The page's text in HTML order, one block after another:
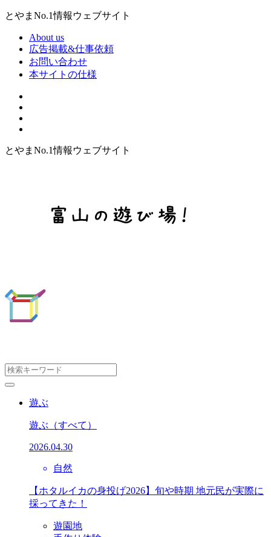
とやまNo.1情報ウェブサイト
About us
広告掲載&仕事依頼
お問い合わせ
本サイトの仕様
とやまNo.1情報ウェブサイト
遊ぶ
遊ぶ （すべて）
2026.04.30
自然
【ホタルイカの身投げ2026】旬や時期 地元民が実際に
採ってきた！
遊園地